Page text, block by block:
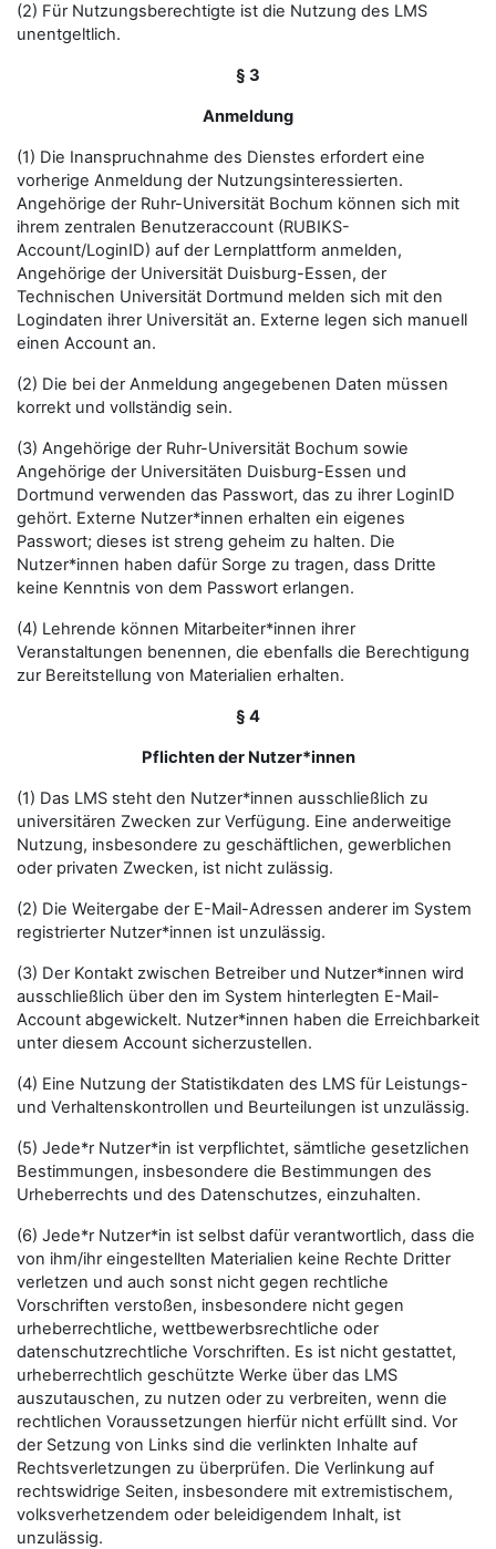
(2) Für Nutzungsberechtigte ist die Nutzung des LMS
unentgeltlich.
§ 3
Anmeldung
(1) Die Inanspruchnahme des Dienstes erfordert eine
vorherige Anmeldung der Nutzungsinteressierten.
Angehörige der Ruhr-Universität Bochum können sich mit
ihrem zentralen Benutzeraccount (RUBIKS-
Account/LoginID) auf der Lernplattform anmelden,
Angehörige der Universität Duisburg-Essen, der
Technischen Universität Dortmund melden sich mit den
Logindaten ihrer Universität an. Externe legen sich manuell
einen Account an.
(2) Die bei der Anmeldung angegebenen Daten müssen
korrekt und vollständig sein.
(3) Angehörige der Ruhr-Universität Bochum sowie
Angehörige der Universitäten Duisburg-Essen und
Dortmund verwenden das Passwort, das zu ihrer LoginID
gehört. Externe Nutzer*innen erhalten ein eigenes
Passwort; dieses ist streng geheim zu halten. Die
Nutzer*innen haben dafür Sorge zu tragen, dass Dritte
keine Kenntnis von dem Passwort erlangen.
(4) Lehrende können Mitarbeiter*innen ihrer
Veranstaltungen benennen, die ebenfalls die Berechtigung
zur Bereitstellung von Materialien erhalten.
§ 4
Pflichten der Nutzer*innen
(1) Das LMS steht den Nutzer*innen ausschließlich zu
universitären Zwecken zur Verfügung. Eine anderweitige
Nutzung, insbesondere zu geschäftlichen, gewerblichen
oder privaten Zwecken, ist nicht zulässig.
(2) Die Weitergabe der E-Mail-Adressen anderer im System
registrierter Nutzer*innen ist unzulässig.
(3) Der Kontakt zwischen Betreiber und Nutzer*innen wird
ausschließlich über den im System hinterlegten E-Mail-
Account abgewickelt. Nutzer*innen haben die Erreichbarkeit
unter diesem Account sicherzustellen.
(4) Eine Nutzung der Statistikdaten des LMS für Leistungs-
und Verhaltenskontrollen und Beurteilungen ist unzulässig.
(5) Jede*r Nutzer*in ist verpflichtet, sämtliche gesetzlichen
Bestimmungen, insbesondere die Bestimmungen des
Urheberrechts und des Datenschutzes, einzuhalten.
(6) Jede*r Nutzer*in ist selbst dafür verantwortlich, dass die
von ihm/ihr eingestellten Materialien keine Rechte Dritter
verletzen und auch sonst nicht gegen rechtliche
Vorschriften verstoßen, insbesondere nicht gegen
urheberrechtliche, wettbewerbsrechtliche oder
datenschutzrechtliche Vorschriften. Es ist nicht gestattet,
urheberrechtlich geschützte Werke über das LMS
auszutauschen, zu nutzen oder zu verbreiten, wenn die
rechtlichen Voraussetzungen hierfür nicht erfüllt sind. Vor
der Setzung von Links sind die verlinkten Inhalte auf
Rechtsverletzungen zu überprüfen. Die Verlinkung auf
rechtswidrige Seiten, insbesondere mit extremistischem,
volksverhetzendem oder beleidigendem Inhalt, ist
unzulässig.